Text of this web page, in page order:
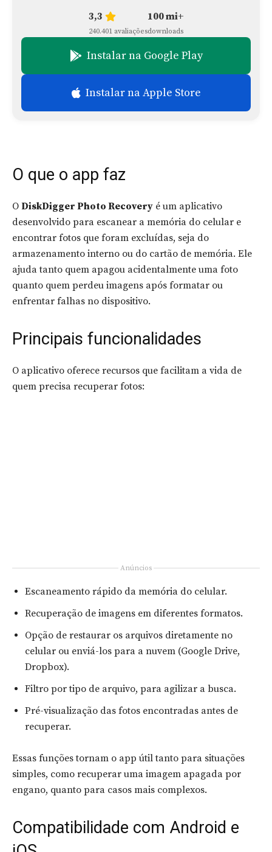
3,3
240.401 avaliações
100 mi+
downloads
Instalar na Google Play
Instalar na Apple Store
O que o app faz
O DiskDigger Photo Recovery é um aplicativo
desenvolvido para escanear a memória do celular e
encontrar fotos que foram excluídas, seja do
armazenamento interno ou do cartão de memória. Ele
ajuda tanto quem apagou acidentalmente uma foto
quanto quem perdeu imagens após formatar ou
enfrentar falhas no dispositivo.
Principais funcionalidades
O aplicativo oferece recursos que facilitam a vida de
quem precisa recuperar fotos:
Anúncios
Escaneamento rápido da memória do celular.
Recuperação de imagens em diferentes formatos.
Opção de restaurar os arquivos diretamente no
celular ou enviá-los para a nuvem (Google Drive,
Dropbox).
Filtro por tipo de arquivo, para agilizar a busca.
Pré-visualização das fotos encontradas antes de
recuperar.
Essas funções tornam o app útil tanto para situações
simples, como recuperar uma imagem apagada por
engano, quanto para casos mais complexos.
Compatibilidade com Android e